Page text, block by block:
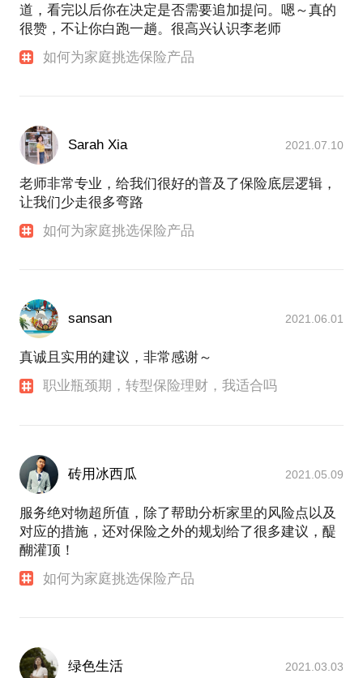
道，看完以后你在决定是否需要追加提问。嗯～真的
很赞，不让你白跑一趟。很高兴认识李老师
如何为家庭挑选保险产品
Sarah Xia 2021.07.10
老师非常专业，给我们很好的普及了保险底层逻辑，
让我们少走很多弯路
如何为家庭挑选保险产品
sansan 2021.06.01
真诚且实用的建议，非常感谢～
职业瓶颈期，转型保险理财，我适合吗
砖用冰西瓜 2021.05.09
服务绝对物超所值，除了帮助分析家里的风险点以及
对应的措施，还对保险之外的规划给了很多建议，醍
醐灌顶！
如何为家庭挑选保险产品
绿色生活 2021.03.03